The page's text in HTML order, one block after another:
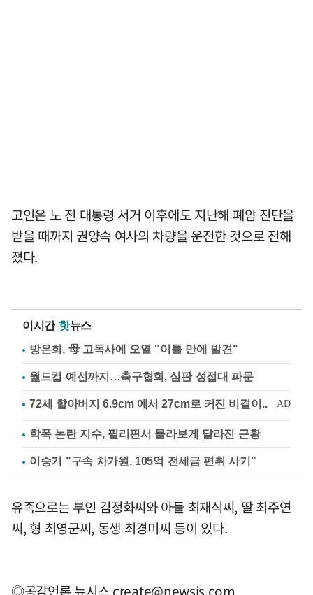
고인은 노 전 대통령 서거 이후에도 지난해 폐암 진단을
받을 때까지 권양숙 여사의 차량을 운전한 것으로 전해
졌다.
이시간 핫뉴스
방은희, 母 고독사에 오열 "이틀 만에 발견"
월드컵 예선까지…축구협회, 심판 성접대 파문
학폭 논란 지수, 필리핀서 몰라보게 달라진 근황
이승기 "구속 차가원, 105억 전세금 편취 사기"
유족으로는 부인 김정화씨와 아들 최재식씨, 딸 최주연
씨, 형 최영군씨, 동생 최경미씨 등이 있다.
◎공감언론 뉴시스 create@newsis.com